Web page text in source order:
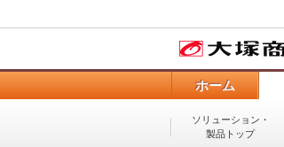
ホーム
ソリューション・
製品トップ